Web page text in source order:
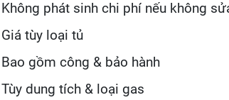
Không phát sinh chi phí nếu không
Giá tùy loại tủ
Bao gồm công & bảo hành
Tùy dung tích & loại gas